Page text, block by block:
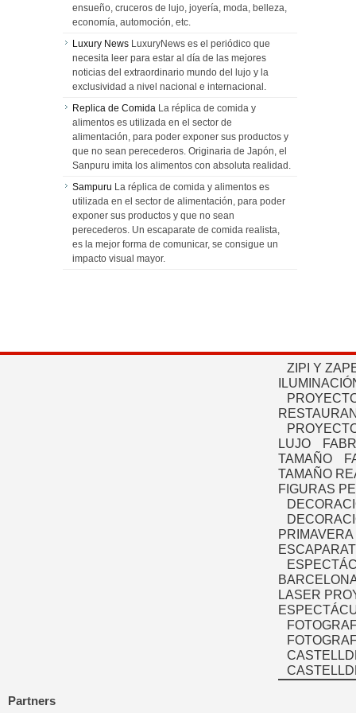
ensueño, cruceros de lujo, joyería, moda, belleza,
economía, automoción, etc.
Luxury News LuxuryNews es el periódico que
necesita leer para estar al día de las mejores
noticias del extraordinario mundo del lujo y la
exclusividad a nivel nacional e internacional.
Replica de Comida La réplica de comida y
alimentos es utilizada en el sector de
alimentación, para poder exponer sus productos y
que no sean perecederos. Originaria de Japón, el
Sanpuru imita los alimentos con absoluta realidad.
Sampuru La réplica de comida y alimentos es
utilizada en el sector de alimentación, para poder
exponer sus productos y que no sean
perecederos. Un escaparate de comida realista,
es la mejor forma de comunicar, se consigue un
impacto visual mayor.
ZIPI Y
LUJO
TAMAÑO
TAMAÑO
FIGURAS
PRIMAVERA
LASER
Partners